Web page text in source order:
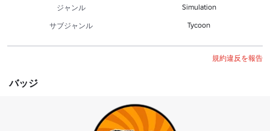
ジャンル
Simulation
サブジャンル Tycoon
規約違反を報告
バッジ